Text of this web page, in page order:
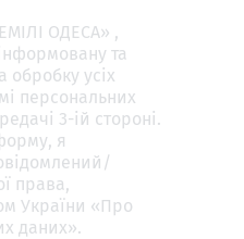
ОДЕСА» ,
та
обробку усіх
персональних
3-ій стороні.
я
права,
України «Про
даних».